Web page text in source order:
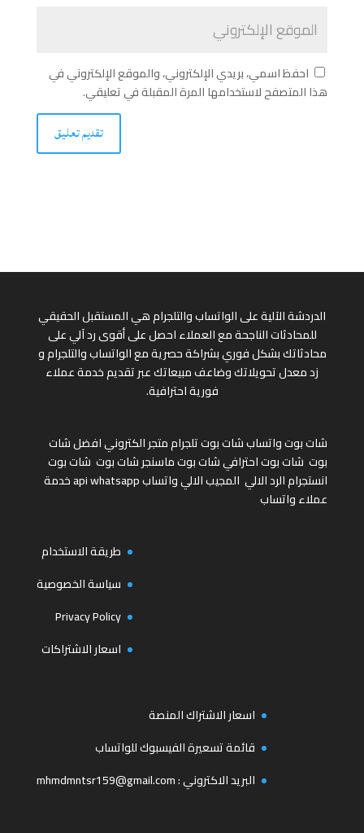
احفظ اسمي، بريدي الإلكتروني، والموقع الإلكتروني في
هذا المتصفح لاستخدامها المرة المقبلة في تعليقي.
الدردشة الآلية على الواتساب والتلجرام هي المستقبل الحقيقي
للمحادثات الناجحة مع العملاء احصل على أقوى رد آلي على
محادثاتك بشكل فوري بشراكة حصرية مع الواتساب والتلجرام و
زد معدل تحويلاتك وضاعف مبيعاتك عبر تقديم خدمة عملاء
فورية احترافية.
شات بوت واتسابشات بوت تلجراممتجر الكترونيافضل شات
بوت شات بوت احترافيشات بوت ماسنجرشات بوت شات بوت
انستجرامالرد الالي المجيب الالي واتسابapi whatsappخدمة
عملاء واتساب
طريقة الاستخدام
سياسة الخصوصية
Privacy Policy
اسعار الاشتراكات
اسعار الاشتراك المنصة
قائمة تسعيرة الفيسبوك للواتساب
البريد الاكتروني :mhmdmntsr159@gmail.com